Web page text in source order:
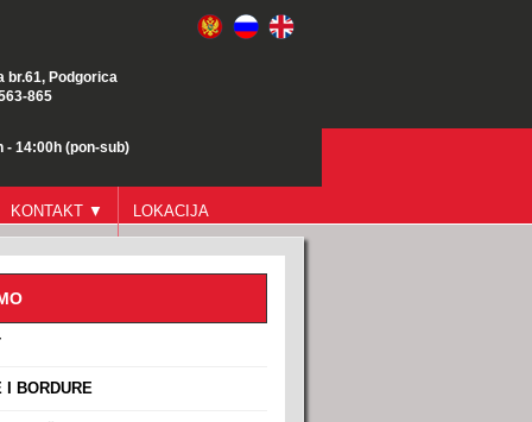
br.61, Podgorica
865
14:00h (pon-sub)
KONTAKT ▼ LOKACIJA
BORDURE